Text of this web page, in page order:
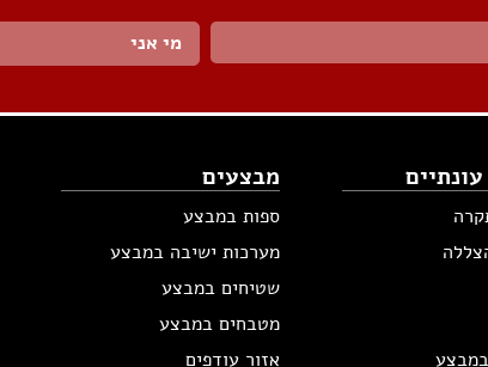
מי אני
מבצעים
ספות במבצע
מערכות ישיבה במבצע
שטיחים במבצע
מטבחים במבצע
אזור עודפים